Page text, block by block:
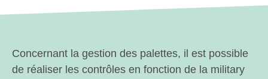
Concernant la gestion des palettes, il est possible
de réaliser les contrôles en fonction de la military